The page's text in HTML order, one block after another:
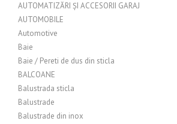
AUTOMATIZĂRI ȘI ACCESORII GARAJ
AUTOMOBILE
Automotive
Baie
Baie / Pereti de dus din sticla
BALCOANE
Balustrada sticla
Balustrade
Balustrade din inox